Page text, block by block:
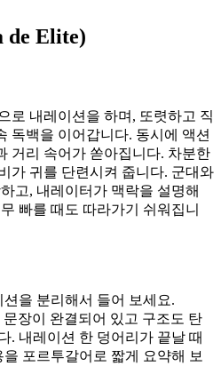
de Elite)
로 내레이션을 하며, 또렷하고 직
독백을 이어갑니다. 동시에 액션
거리 속어가 쏟아집니다. 차분한
가 귀를 단련시켜 줍니다. 군대와
고, 내레이터가 맥락을 설명해
빠를 때도 따라가기 쉬워집니
을 분리해서 들어 보세요.
문장이 완결되어 있고 구조도 탄
. 내레이션 한 덩어리가 끝날 때
포르투갈어로 짧게 요약해 보